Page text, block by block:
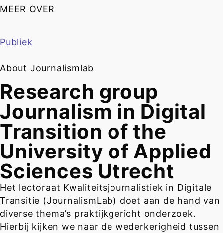
MEER OVER
Publiek
About Journalismlab
Research group
Journalism in Digital
Transition of the
University of Applied
Sciences Utrecht
Het lectoraat Kwaliteitsjournalistiek in Digitale
Transitie (JournalismLab) doet aan de hand van
diverse thema’s praktijkgericht onderzoek.
Hierbij kijken we naar de wederkerigheid tussen